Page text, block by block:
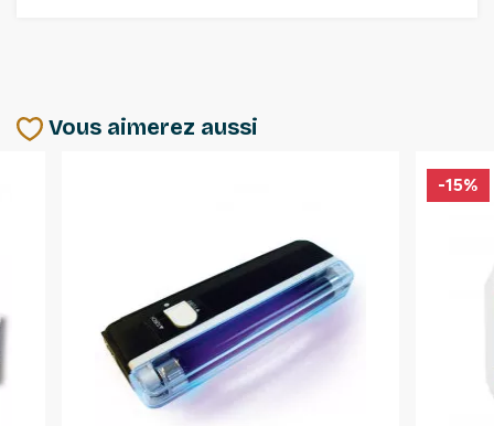
Vous aimerez aussi
-15%